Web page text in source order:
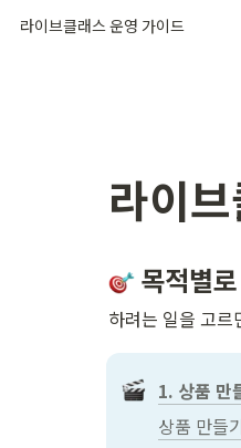
라이브클래스 운영 가이드
라이
목적별
하려는 일을 고르
1. 상품 만
상품 만들기